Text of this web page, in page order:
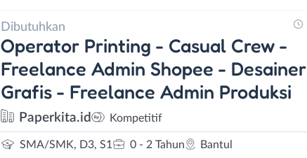
Dibutuhkan
Operator Printing - Casual Crew -
Freelance Admin Shopee - Desainer
Grafis - Freelance Admin Produksi
Paperkita.id Kompetitif
SMA/SMK, D3, S1 0 - 2 Tahun Bantul